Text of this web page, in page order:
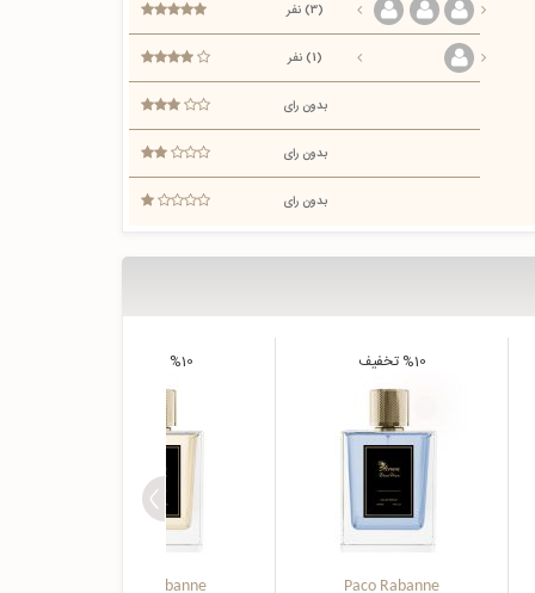
(3) نفر
(1) نفر
بدون رای
بدون رای
بدون رای
%10 تخفیف
Paco Rabanne
%10
Paco Rabanne